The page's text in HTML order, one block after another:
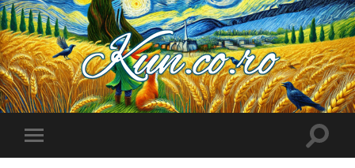
Kuncoro++
Toggle
mobile
Toggle